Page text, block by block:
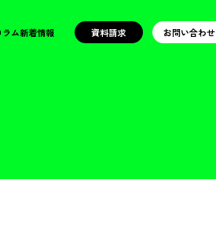
ラム新着情報 資料請求 お問い合わせ